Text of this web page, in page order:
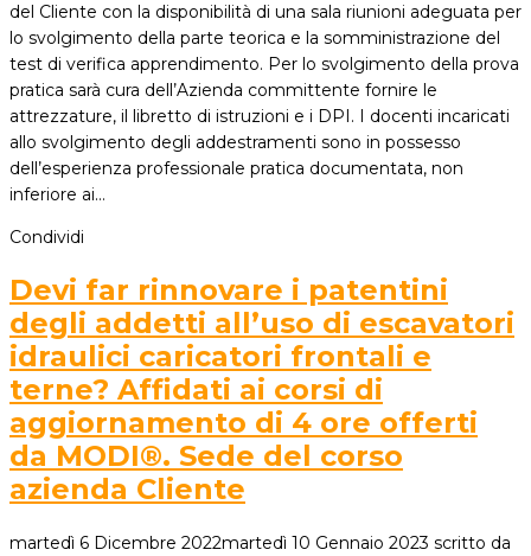
del Cliente con la disponibilità di una sala riunioni adeguata per
lo svolgimento della parte teorica e la somministrazione del
test di verifica apprendimento. Per lo svolgimento della prova
pratica sarà cura dell’Azienda committente fornire le
attrezzature, il libretto di istruzioni e i DPI. I docenti incaricati
allo svolgimento degli addestramenti sono in possesso
dell’esperienza professionale pratica documentata, non
inferiore ai…
Condividi
Devi far rinnovare i patentini
degli addetti all’uso di escavatori
idraulici caricatori frontali e
terne? Affidati ai corsi di
aggiornamento di 4 ore offerti
da MODI®. Sede del corso
azienda Cliente
martedì 6 Dicembre 2022martedì 10 Gennaio 2023 scritto da